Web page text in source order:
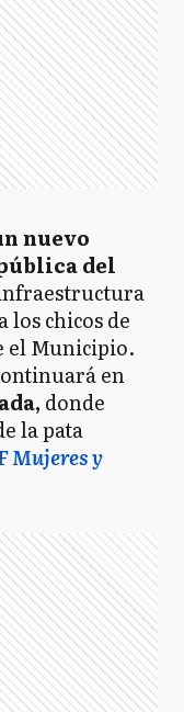
nuevo
del
chicos de
el Municipio.
en
donde
la pata
Mujeres y